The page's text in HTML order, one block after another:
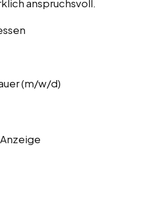
anspruchsvoll.
(m/w/d)
Anzeige